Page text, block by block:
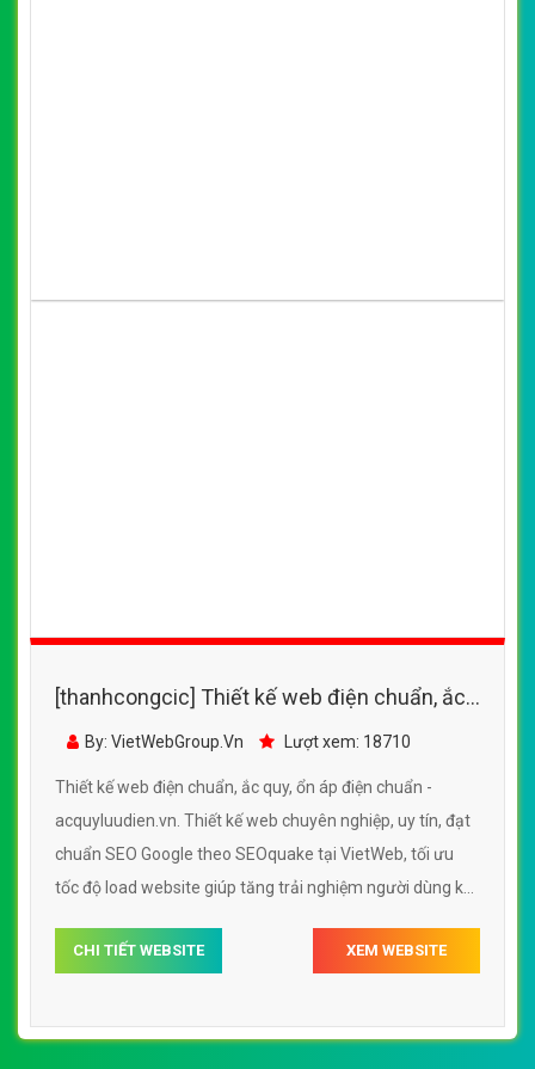
[thanhcongcic] Thiết kế web điện chuẩn, ắc
quy, ổn áp điện chuẩn - acquyluudien.vn
By: VietWebGroup.Vn Lượt xem: 18710
Thiết kế web điện chuẩn, ắc quy, ổn áp điện chuẩn -
acquyluudien.vn. Thiết kế web chuyên nghiệp, uy tín, đạt
chuẩn SEO Google theo SEOquake tại VietWeb, tối ưu
tốc độ load website giúp tăng trải nghiệm người dùng khi
CHI TIẾT WEBSITE XEM WEBSITE